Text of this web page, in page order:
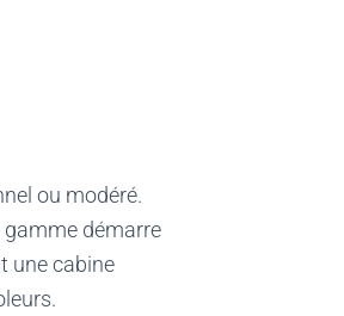
ou modéré.
gamme démarre
une cabine